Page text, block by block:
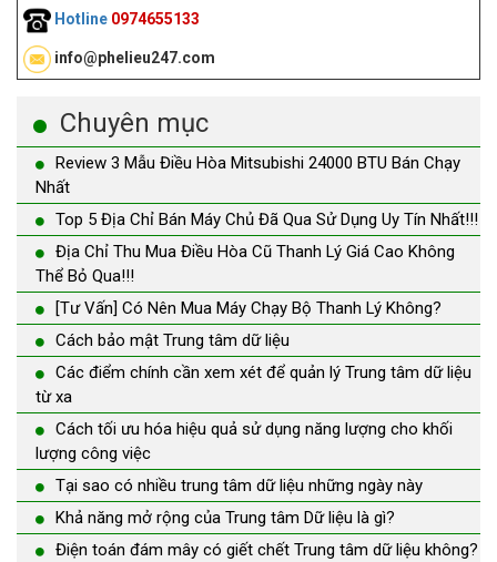
Hotline 0974655133
info@phelieu247.com
Chuyên mục
Review 3 Mẫu Điều Hòa Mitsubishi 24000 BTU Bán Chạy
Nhất
Top 5 Địa Chỉ Bán Máy Chủ Đã Qua Sử Dụng Uy Tín Nhất!!!
Địa Chỉ Thu Mua Điều Hòa Cũ Thanh Lý Giá Cao Không
Thể Bỏ Qua!!!
[Tư Vấn] Có Nên Mua Máy Chạy Bộ Thanh Lý Không?
Cách bảo mật Trung tâm dữ liệu
Các điểm chính cần xem xét để quản lý Trung tâm dữ liệu
từ xa
Cách tối ưu hóa hiệu quả sử dụng năng lượng cho khối
lượng công việc
Tại sao có nhiều trung tâm dữ liệu những ngày này
Khả năng mở rộng của Trung tâm Dữ liệu là gì?
Điện toán đám mây có giết chết Trung tâm dữ liệu không?